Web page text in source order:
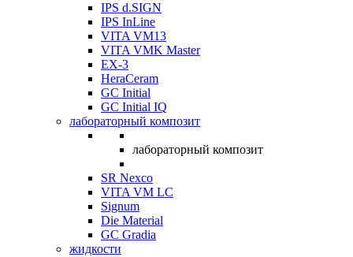
IPS d.SIGN
IPS InLine
VITA VM13
VITA VMK Master
EX-3
HeraCeram
GC Initial
GC Initial IQ
лабораторный композит
лабораторный композит
SR Nexco
VITA VM LC
Signum
Die Material
GC Gradia
жидкости